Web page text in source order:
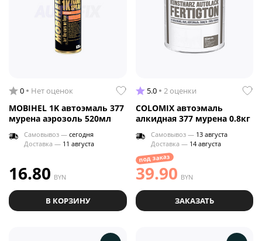
0 Нет оценок
MOBIHEL 1K автоэмаль 377
мурена аэрозоль 520мл
Самовывоз — сегодня
Доставка — 11 августа
16.80 BYN
В КОРЗИНУ
5.0 2 оценки
COLOMIX автоэмаль
алкидная 377 мурена 0.8кг
Самовывоз — 13 августа
Доставка — 14 августа
под заказ
39.90 BYN
ЗАКАЗАТЬ